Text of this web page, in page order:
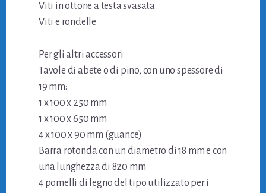
Viti in ottone a testa svasata
Viti e rondelle
Per gli altri accessori
Tavole di abete o di pino, con uno spessore di
19 mm:
1 x 100 x 250 mm
1 x 100 x 650 mm
4 x 100 x 90 mm (guance)
Barra rotonda con un diametro di 18 mm e con
una lunghezza di 820 mm
4 pomelli di legno del tipo utilizzato per i